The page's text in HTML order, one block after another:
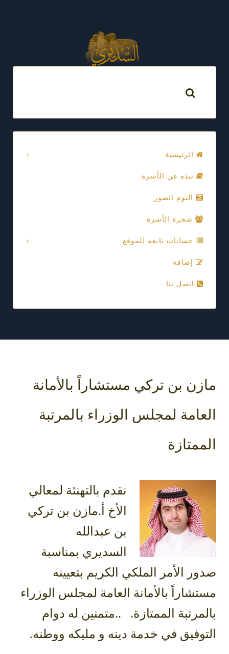
الرئيسية
نبذه عن الأسرة
البوم الصور
شجرة الأسرة
حسابات تابعه للموقع
إضافة
اتصل بنا
مازن بن تركي مستشاراً بالأمانة
العامة لمجلس الوزراء بالمرتبة
الممتازة
نقدم بالتهنئة لمعالي
الأخ أ.مازن بن تركي
بن عبدالله
السديري بمناسبة
صدور الأمر الملكي الكريم بتعيينه
مستشاراً بالأمانة العامة لمجلس الوزراء
بالمرتبة الممتازة.
..متمنين له دوام
التوفيق في خدمة دينه و مليكه ووطنه.